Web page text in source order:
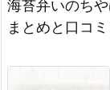
海苔弁いのち
まとめと口コミ